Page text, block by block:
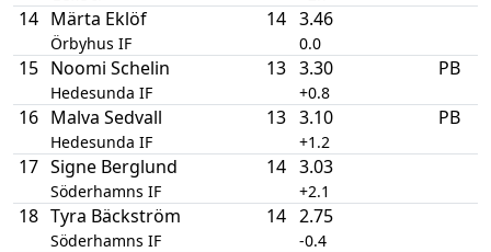
14 Märta Eklöf
Örbyhus IF
14 3.46
0.0
15 Noomi Schelin
Hedesunda IF
13 3.30
+0.8
PB
16 Malva Sedvall
Hedesunda IF
13 3.10
+1.2
PB
17 Signe Berglund
Söderhamns IF
14 3.03
+2.1
18 Tyra Bäckström
Söderhamns IF
14 2.75
-0.4